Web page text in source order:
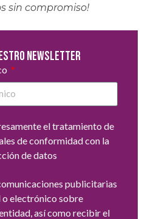
sin compromiso!
newsletter
el tratamiento de
de conformidad con la
de datos
publicitarias
electrónico sobre
así como recibir el